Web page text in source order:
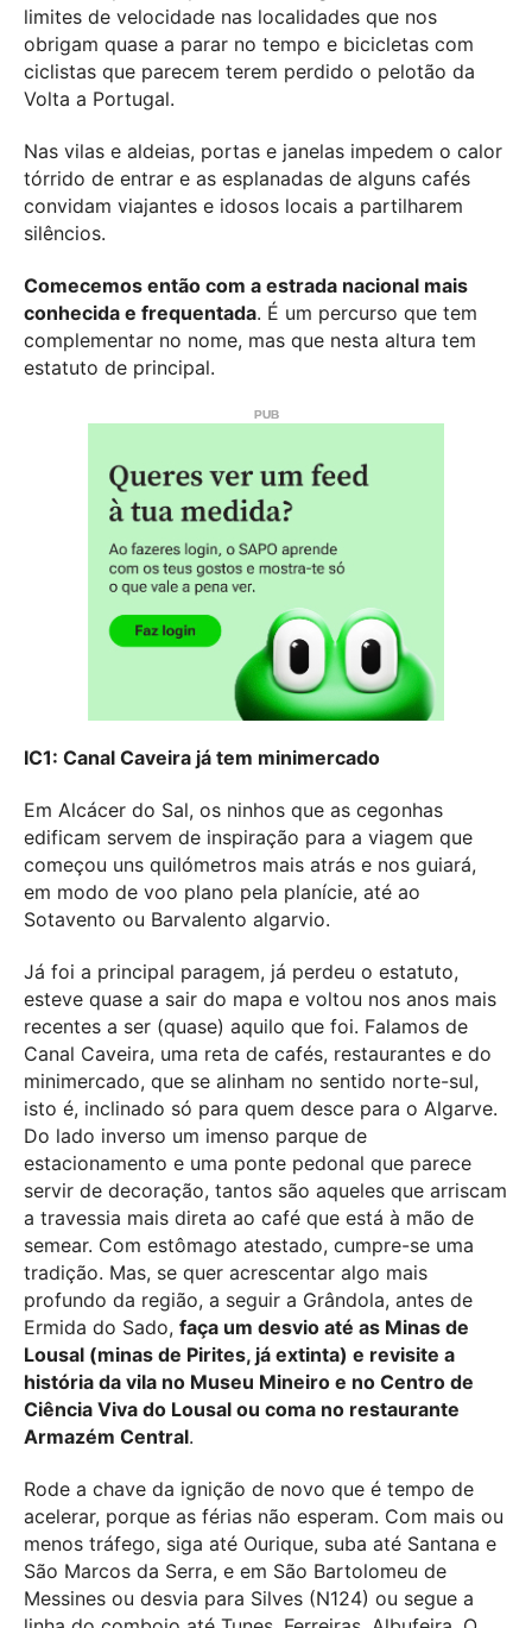
limites de velocidade nas localidades que nos
obrigam quase a parar no tempo e bicicletas com
ciclistas que parecem terem perdido o pelotão da
Volta a Portugal.
Nas vilas e aldeias, portas e janelas impedem o calor
tórrido de entrar e as esplanadas de alguns cafés
convidam viajantes e idosos locais a partilharem
silêncios.
Comecemos então com a estrada nacional mais
conhecida e frequentada. É um percurso que tem
complementar no nome, mas que nesta altura tem
estatuto de principal.
IC1: Canal Caveira já tem minimercado
Em Alcácer do Sal, os ninhos que as cegonhas
edificam servem de inspiração para a viagem que
começou uns quilómetros mais atrás e nos guiará,
em modo de voo plano pela planície, até ao
Sotavento ou Barvalento algarvio.
Já foi a principal paragem, já perdeu o estatuto,
esteve quase a sair do mapa e voltou nos anos mais
recentes a ser (quase) aquilo que foi. Falamos de
Canal Caveira, uma reta de cafés, restaurantes e do
minimercado, que se alinham no sentido norte-sul,
isto é, inclinado só para quem desce para o Algarve.
Do lado inverso um imenso parque de
estacionamento e uma ponte pedonal que parece
servir de decoração, tantos são aqueles que arriscam
a travessia mais direta ao café que está à mão de
semear. Com estômago atestado, cumpre-se uma
tradição. Mas, se quer acrescentar algo mais
profundo da região, a seguir a Grândola, antes de
Ermida do Sado, faça um desvio até as Minas de
Lousal (minas de Pirites, já extinta) e revisite a
história da vila no Museu Mineiro e no Centro de
Ciência Viva do Lousal ou coma no restaurante
Armazém Central.
Rode a chave da ignição de novo que é tempo de
acelerar, porque as férias não esperam. Com mais ou
menos tráfego, siga até Ourique, suba até Santana e
São Marcos da Serra, e em São Bartolomeu de
Messines ou desvia para Silves (N124) ou segue a